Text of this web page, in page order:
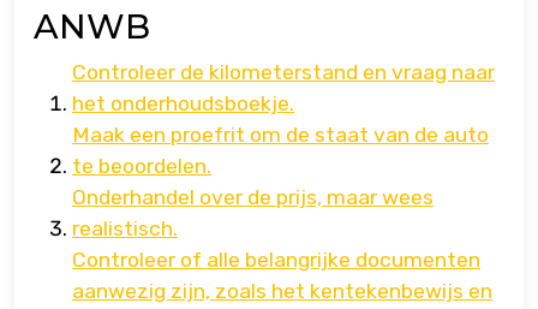
ANWB
Controleer de kilometerstand en vraag naar
het onderhoudsboekje.
Maak een proefrit om de staat van de auto
te beoordelen.
Onderhandel over de prijs, maar wees
realistisch.
Controleer of alle belangrijke documenten
aanwezig zijn, zoals het kentekenbewijs en